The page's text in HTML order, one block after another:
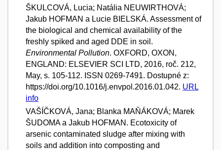
ŠKULCOVÁ, Lucia; Natália NEUWIRTHOVÁ;
Jakub HOFMAN a Lucie BIELSKÁ. Assessment of
the biological and chemical availability of the
freshly spiked and aged DDE in soil.
Environmental Pollution. OXFORD, OXON,
ENGLAND: ELSEVIER SCI LTD, 2016, roč. 212,
May, s. 105-112. ISSN 0269-7491. Dostupné z:
https://doi.org/10.1016/j.envpol.2016.01.042. URL
info
VAŠÍČKOVÁ, Jana; Blanka MAŇÁKOVÁ; Marek
ŠUDOMA a Jakub HOFMAN. Ecotoxicity of
arsenic contaminated sludge after mixing with
soils and addition into composting and